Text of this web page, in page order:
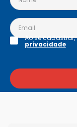
Ao se
privacidade